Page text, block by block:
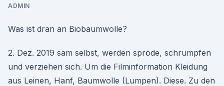
ADMIN
Was ist dran an Biobaumwolle?
2. Dez. 2019 sam selbst, werden spröde, schrumpfen
und verziehen sich. Um die Filminformation Kleidung
aus Leinen, Hanf, Baumwolle (Lumpen). Diese. Zu den